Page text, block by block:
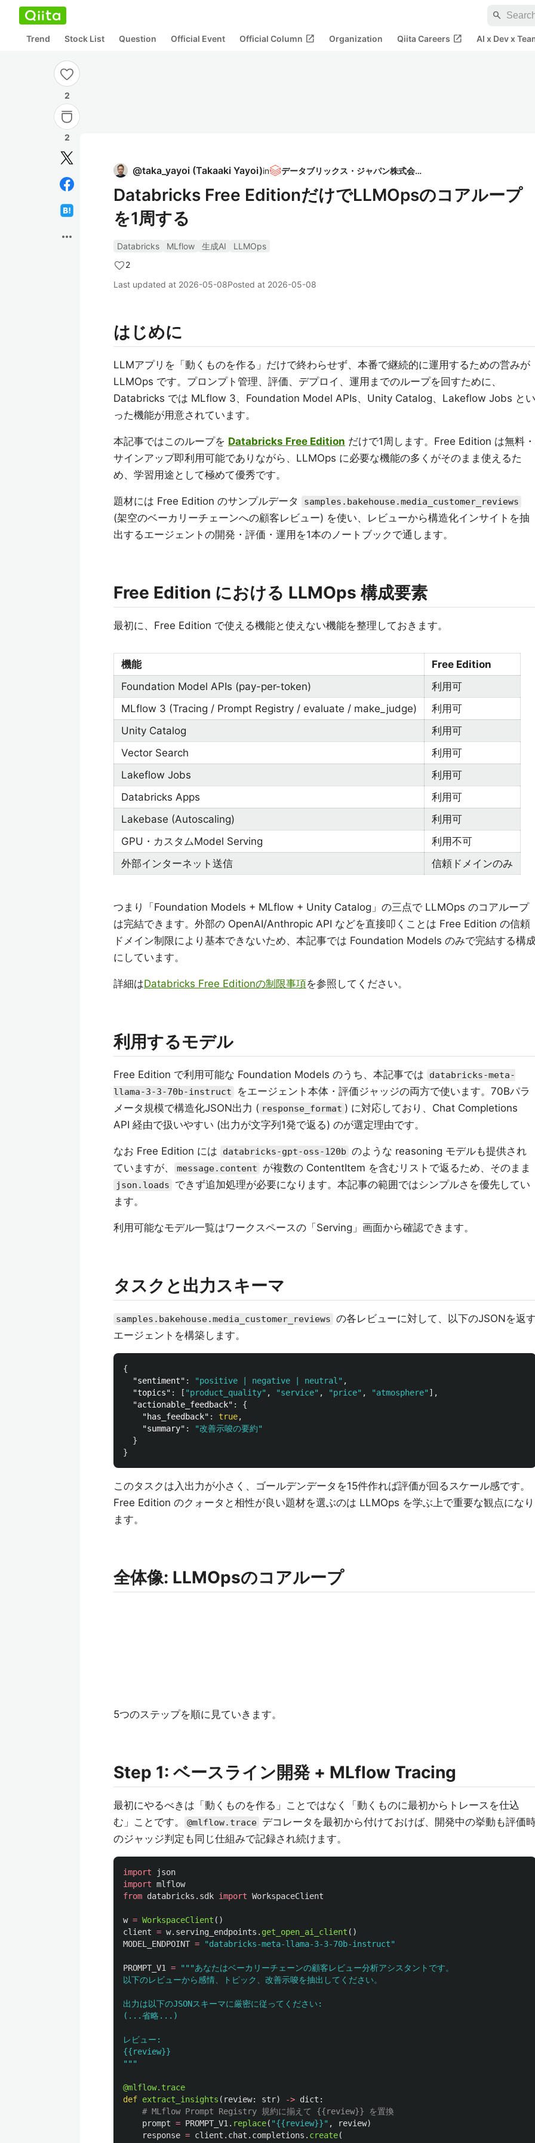
search
Trend Stock List Question Official Event Official Column open_in_new Organization Qiita Careers open_in_new AI x Dev x
2
2
more_horiz
@taka_yayoi (Takaaki Yayoi)in データブリックス・ジャパン株式会社
Databricks Free EditionだけでLLMOpsのコアループ
を1周する
Databricks MLflow 生成AI
LLMOps
2
Last updated at 2026-05-08Posted at 2026-05-08
はじめに
LLMアプリを「動くものを作る」だけで終わらせず、本番で継続的に運用するための営みが
LLMOps です。プロンプト管理、評価、デプロイ、運用までのループを回すために、
Databricks では MLflow 3、Foundation Model APIs、Unity Catalog、Lakeflow Jobs とい
った機能が用意されています。
本記事ではこのループを Databricks Free Edition だけで1周します。Free Edition は無料・
サインアップ即利用可能でありながら、LLMOps に必要な機能の多くがそのまま使えるた
め、学習用途として極めて優秀です。
題材には Free Edition のサンプルデータ samples.bakehouse.media_customer_reviews
(架空のベーカリーチェーンへの顧客レビュー) を使い、レビューから構造化インサイトを抽
出するエージェントの開発・評価・運用を1本のノートブックで通します。
Free Edition における LLMOps 構成要素
最初に、Free Edition で使える機能と使えない機能を整理しておきます。
機能
Free Edition
Foundation Model APIs (pay-per-token)
利用可
MLflow 3 (Tracing / Prompt Registry / evaluate / make_judge)
利用可
Unity Catalog
利用可
Vector Search
利用可
Lakeflow Jobs
利用可
Databricks Apps
利用可
Lakebase (Autoscaling)
利用可
GPU・カスタムModel Serving
利用不可
外部インターネット送信
信頼ドメインのみ
つまり「Foundation Models + MLflow + Unity Catalog」の三点で LLMOps のコアループ
は完結できます。外部の OpenAI/Anthropic API などを直接叩くことは Free Edition の信頼
ドメイン制限により基本できないため、本記事では Foundation Models のみで完結する構
にしています。
詳細はDatabricks Free Editionの制限事項を参照してください。
利用するモデル
Free Edition で利用可能な Foundation Models のうち、本記事では
databricks-meta-
llama-3-3-70b-instruct
をエージェント本体・評価ジャッジの両方で使います。70Bパラ
メータ規模で構造化JSON出力 ( response_format ) に対応しており、Chat Completions
API 経由で扱いやすい (出力が文字列1発で返る) のが選定理由です。
なお Free Edition には databricks-gpt-oss-120b のような reasoning モデルも提供され
ていますが、
message.content が複数の ContentItem を含むリストで返るため、そのまま
json.loads
できず追加処理が必要になります。本記事の範囲ではシンプルさを優先してい
ます。
利用可能なモデル一覧はワークスペースの「Serving」画面から確認できます。
タスクと出力スキーマ
samples.bakehouse.media_customer_reviews の各レビューに対して、以下のJSONを返
エージェントを構築します。
{
"sentiment" : "positive | negative | neutral" ,
"topics" : [ "product_quality" , "service" , "price" , "atmosphere" ],
"actionable_feedback" :
{
"has_feedback" : true,
"summary" :
"改善示唆の要約"
}
}
このタスクは入出力が小さく、ゴールデンデータを15件作れば評価が回るスケール感です。
Free Edition のクォータと相性が良い題材を選ぶのは LLMOps を学ぶ上で重要な観点になり
ます。
全体像: LLMOpsのコアループ
5つのステップを順に見ていきます。
Step 1: ベースライン開発 + MLflow Tracing
最初にやるべきは「動くものを作る」ことではなく「動くものに最初からトレースを仕込
む」ことです。
@mlflow.trace デコレータを最初から付けておけば、開発中の挙動も評価
のジャッジ判定も同じ仕組みで記録され続けます。
import
json
import mlflow
from databricks.sdk import WorkspaceClient
w = WorkspaceClient ()
client = w. serving_endpoints . get_open_ai_client ()
MODEL_ENDPOINT = "databricks-meta-llama-3-3-70b-instruct"
PROMPT_V1 = """あなたはベーカリーチェーンの顧客レビュー分析アシスタントです。
以下のレビューから感情、トピック、改善示唆を抽出してください。
出力は以下のJSONスキーマに厳密に従ってください:
(...省略...)
レビュー:
"""
@mlflow.trace
def extract_insights ( review: str) -> dict :
prompt = PROMPT_V1 . replace( "{{review}}" , review)
response = client . chat . completions . create(